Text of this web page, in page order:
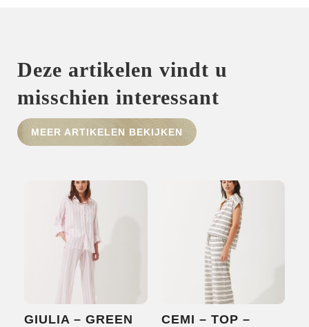
HOME
SHOP
Deze artikelen vindt u
misschien interessant
MEER ARTIKELEN BEKIJKEN
GIULIA – GREEN
CEMI – TOP –